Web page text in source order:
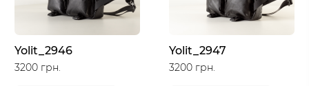
Yolit_2946
3200 грн.
Yolit_2947
3200 грн.